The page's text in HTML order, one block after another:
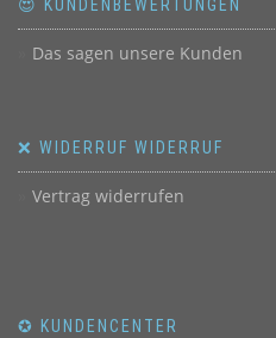
😍 KUNDENBEWERTUNGEN
Das sagen unsere Kunden
❌ WIDERRUF WIDERRUF
Vertrag widerrufen
✪ KUNDENCENTER